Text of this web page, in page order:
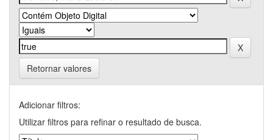
Retornar valores
Adicionar filtros:
Utilizar filtros para refinar o resultado de busca.